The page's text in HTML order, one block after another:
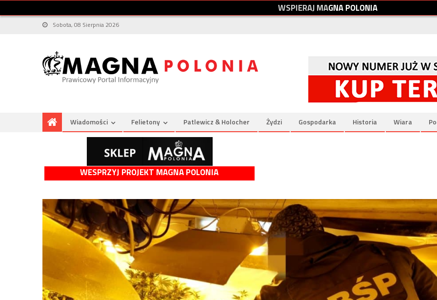
WSPIERAJMAGNAPOLONIA
Sobota, 08 Sierpnia 2026
Wiadomości Felietony Patlewicz & Holocher Żydzi Gospodarka Historia Wiara
WESPRZYJ PROJEKT MAGNA POLONIA